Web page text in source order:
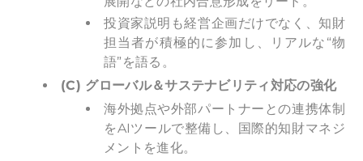
投資家説明も経営企画だけでなく、知財
担当者が積極的に参加し、リアルな“物
語”を語る。
(C) グローバル＆サステナビリティ対応の強化
海外拠点や外部パートナーとの連携体制
をAIツールで整備し、国際的知財マネジ
メントを進化。